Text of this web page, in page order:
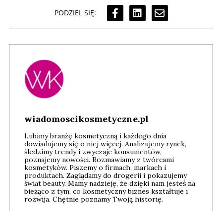
PODZIEL SIĘ:
wiadomoscikosmetyczne.pl
Lubimy branżę kosmetyczną i każdego dnia
dowiadujemy się o niej więcej. Analizujemy rynek,
śledzimy trendy i zwyczaje konsumentów,
poznajemy nowości. Rozmawiamy z twórcami
kosmetyków. Piszemy o firmach, markach i
produktach. Zaglądamy do drogerii i pokazujemy
świat beauty. Mamy nadzieję, że dzięki nam jesteś na
bieżąco z tym, co kosmetyczny biznes kształtuje i
rozwija. Chętnie poznamy Twoją historię.